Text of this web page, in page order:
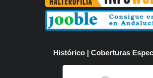
Histórico | Coberturas